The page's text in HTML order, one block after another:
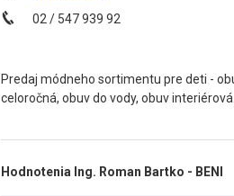
02 / 547 939 92
Predaj módneho sortimentu pre deti -
celoročná, obuv do vody, obuv interiérová.
Hodnotenia Ing. Roman Bartko - BENI